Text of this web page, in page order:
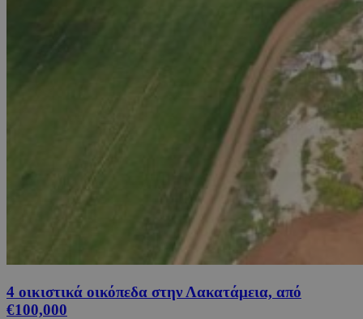
4 οικιστικά οικόπεδα στην Λακατάμεια, από
€100,000